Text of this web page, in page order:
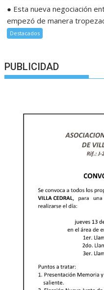
● Esta nueva negociación
empezó de manera
Destacados
PUBLICIDAD